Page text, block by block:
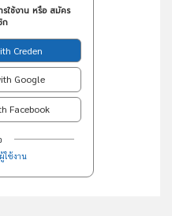
ใช้งาน หรือ สมัคร
ก
Creden
Google
Facebook
ใช้งาน